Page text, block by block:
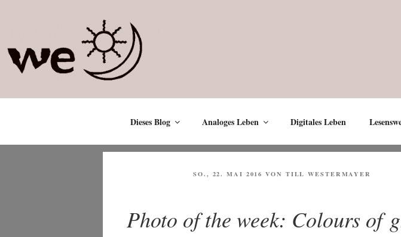
Dieses Blog Analoges Leben Digitales Leben
VERÖFFENTLICHT
SO., 22. MAI 2016 VON TILL WESTERMAYER
Photo of the week: Colours of